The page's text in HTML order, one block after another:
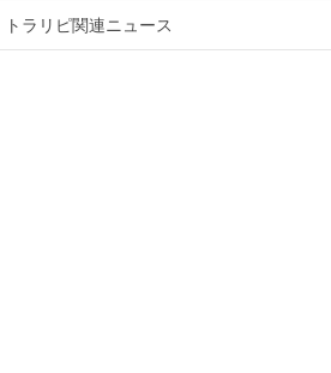
トラリピ関連ニュース